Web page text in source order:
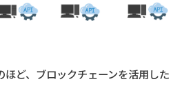
ど、ブロックチェーンを活用した